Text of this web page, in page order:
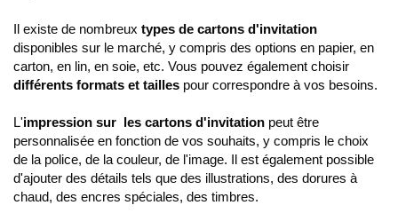
Il existe de nombreux types de cartons d'invitation
disponibles sur le marché, y compris des options en papier, en
carton, en lin, en soie, etc. Vous pouvez également choisir
différents formats et tailles pour correspondre à vos besoins.
L'impression sur les cartons d'invitation peut être
personnalisée en fonction de vos souhaits, y compris le choix
de la police, de la couleur, de l'image. Il est également possible
d'ajouter des détails tels que des illustrations, des dorures à
chaud, des encres spéciales, des timbres.